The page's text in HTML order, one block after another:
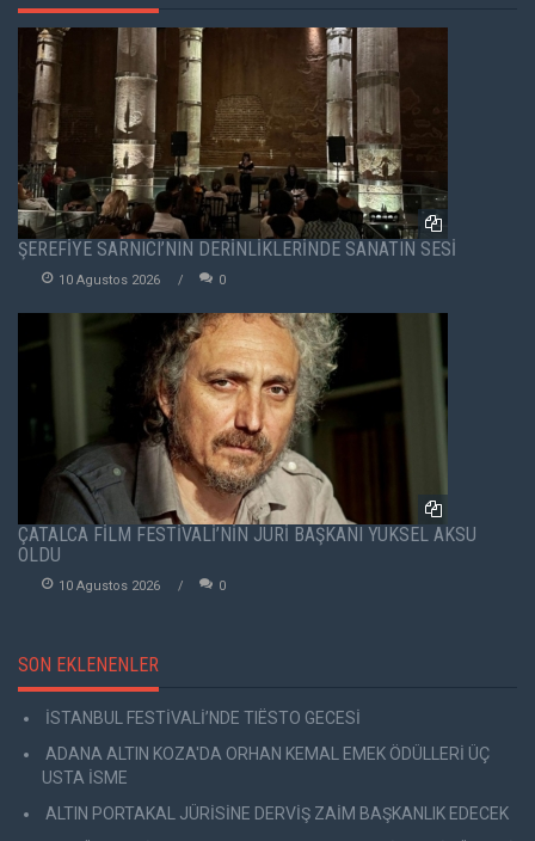
ŞEREFİYE SARNICI’NIN DERİNLİKLERİNDE SANATIN SESİ
10 Agustos 2026 0
ÇATALCA FİLM FESTİVALİ’NİN JÜRİ BAŞKANI YÜKSEL AKSU
OLDU
10 Agustos 2026 0
SON EKLENENLER
İSTANBUL FESTİVALİ’NDE TIËSTO GECESİ
ADANA ALTIN KOZA'DA ORHAN KEMAL EMEK ÖDÜLLERİ ÜÇ
USTA İSME
ALTIN PORTAKAL JÜRİSİNE DERVİŞ ZAİM BAŞKANLIK EDECEK